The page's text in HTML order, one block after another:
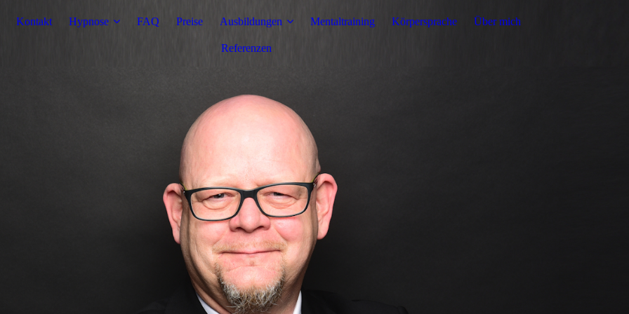
Kontakt Hypnose FAQ Preise Ausbildungen Mentaltraining Körpersprache Über mich
Referenzen